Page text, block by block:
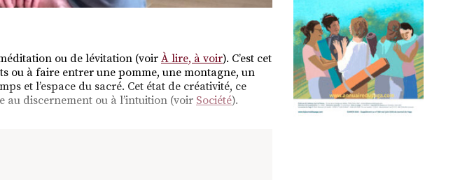
ou de lévitation (voirÀ lire, à voir). C’est cet
ou à faire entrer une pomme, une montagne, un
et l’espace du sacré. Cet état de créativité, ce
au discernement ou à l’intuition (voir Société).